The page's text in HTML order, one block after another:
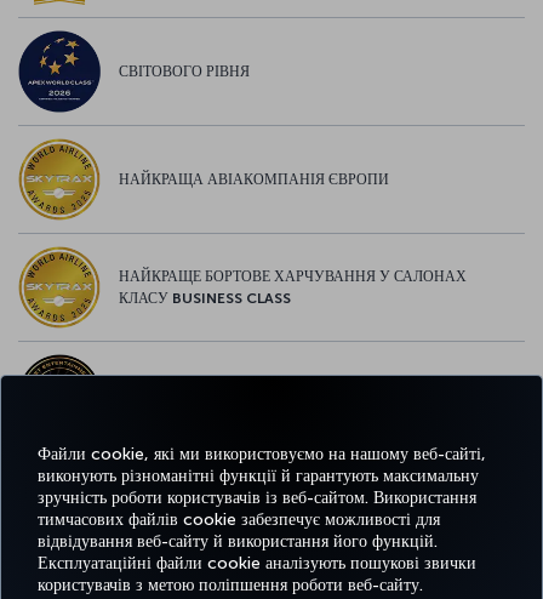
Файли cookie, які ми використовуємо на нашому веб-сайті,
виконують різноманітні функції й гарантують максимальну
зручність роботи користувачів із веб-сайтом. Використання
тимчасових файлів cookie забезпечує можливості для
відвідування веб-сайту й використання його функцій.
Експлуатаційні файли cookie аналізують пошукові звички
користувачів з метою поліпшення роботи веб-сайту.
СВІТОВОГО РІВНЯ
НАЙКРАЩА АВІАКОМПАНІЯ ЄВРОПИ
НАЙКРАЩЕ БОРТОВЕ ХАРЧУВАННЯ У САЛОНАХ
КЛАСУ BUSINESS CLASS
НАЙКРАЩИЙ WI-FI У ЄВРОПІ